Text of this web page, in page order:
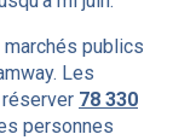
publics
Les
78 330
personnes